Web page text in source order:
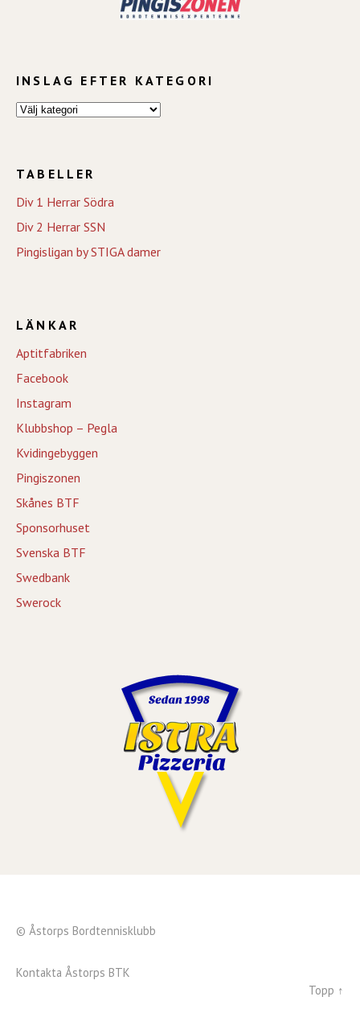
INSLAG EFTER KATEGORI
TABELLER
Div 1 Herrar Södra
Div 2 Herrar SSN
Pingisligan by STIGA damer
LÄNKAR
Aptitfabriken
Facebook
Instagram
Klubbshop – Pegla
Kvidingebyggen
Pingiszonen
Skånes BTF
Sponsorhuset
Svenska BTF
Swedbank
Swerock
© Åstorps Bordtennisklubb
Kontakta Åstorps BTK
Topp ↑